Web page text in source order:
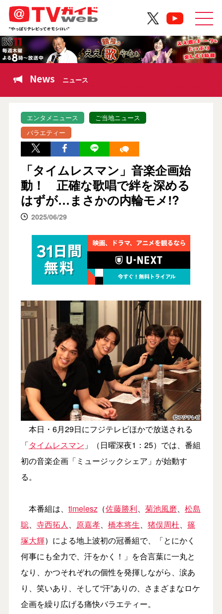
News ニュース
エンタメニュース
ご当地ニュース
バラエティー
「タイムレスマン」音楽企画始
動！ 正確な歌唱で絆を深める
はずが…まさかの内輪モメ!?
2025/06/29
本日・6月29日にフジテレビほかで放送される
「タイムレスマン 」（日曜深夜1：25）では、番組
初の音楽企画「ミュージックシェア」が始動す
る。
本番組は、 timelesz（佐藤勝利、 菊池風磨、 松島
聡、 寺西拓人、 原嘉孝、 橋本将生、 猪俣周杜、 篠
塚大輝）による地上波初の冠番組で、「とにかく
何事にも全力で、汗をかく！」を合言葉に一丸と
なり、かつそれぞれの個性を発揮しながら、涙あ
り、笑いあり、そして“汗”ありの、さまざまなロケ
企画を繰り広げる痛快バラエティー。